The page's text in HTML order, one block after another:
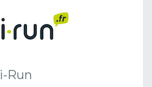
i-Run